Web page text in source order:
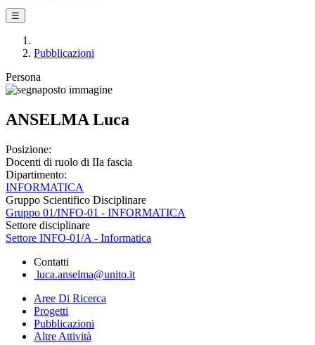
☰
Pubblicazioni
Persona
ANSELMA Luca
Posizione:
Docenti di ruolo di IIa fascia
Dipartimento:
INFORMATICA
Gruppo Scientifico Disciplinare
Gruppo 01/INFO-01 - INFORMATICA
Settore disciplinare
Settore INFO-01/A - Informatica
Contatti
luca.anselma@unito.it
Aree Di Ricerca
Progetti
Pubblicazioni
Altre Attività